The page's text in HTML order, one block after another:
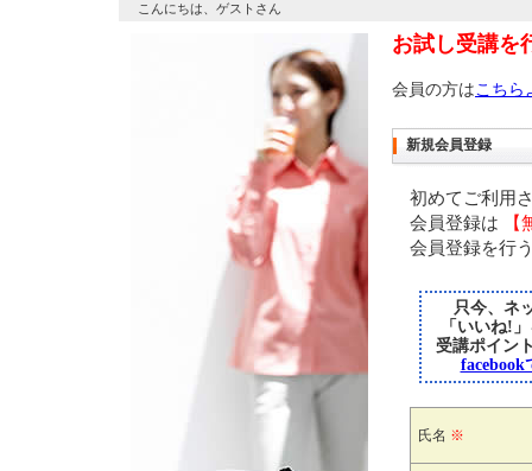
こんにちは、ゲストさん
お試し受講を
会員の方はこちら
新規会員登録
初めてご利用
会員登録は 【
会員登録を行
只今、ネ
「いいね!
受講ポイン
facebook
氏名 ※